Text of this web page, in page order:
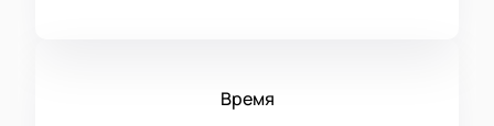
Время